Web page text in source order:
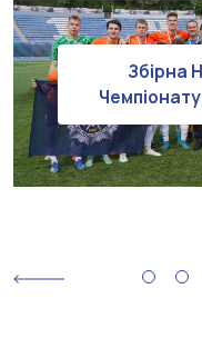
Збірна